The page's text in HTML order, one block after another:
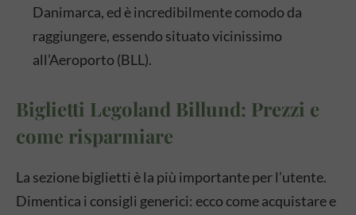
Danimarca, ed è incredibilmente comodo da
raggiungere, essendo situato vicinissimo
all’Aeroporto (BLL).
Biglietti Legoland Billund: Prezzi e
come risparmiare
La sezione biglietti è la più importante per l’utente.
Dimentica i consigli generici: ecco come acquistare e